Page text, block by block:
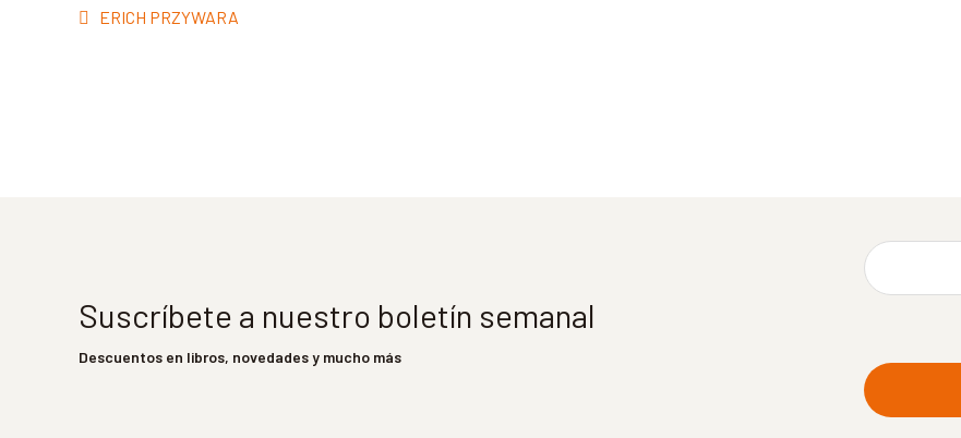
Navegación
Anterior:
ERICH PRZYWARA
Suscríbete a nuestro boletín semanal
Descuentos en libros, novedades y mucho más